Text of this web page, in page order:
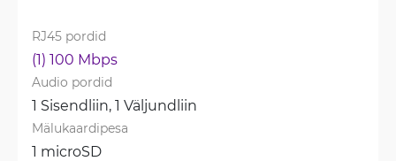
RJ45 pordid
(1) 100 Mbps
Audio pordid
1 Sisendliin, 1 Väljundliin
Mälukaardipesa
1 microSD